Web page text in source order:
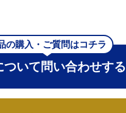
の購入・ご質問はコチラ
ついて問い合わせする